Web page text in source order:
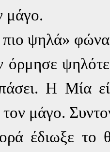
μάγο.
πιο ψηλά»
όρμησε
Η Μία
τον μάγο.
έδιωξε το